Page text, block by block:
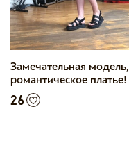
Замечательная модель,
романтическое платье!
26